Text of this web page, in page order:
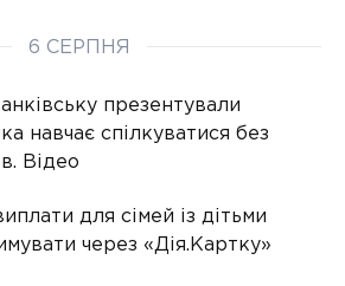
6 СЕРПНЯ
презентували
навчає спілкуватися без
Відео
для сімей із дітьми
через «Дія.Картку»